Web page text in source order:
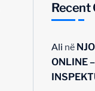
Recent
Ali në
ONLINE